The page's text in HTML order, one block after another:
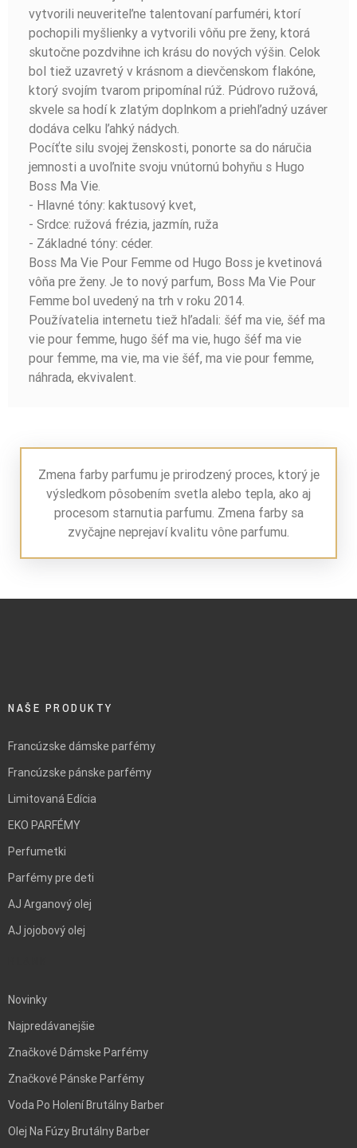
vytvorili neuveriteľne talentovaní parfuméri, ktorí
pochopili myšlienky a vytvorili vôňu pre ženy, ktorá
skutočne pozdvihne ich krásu do nových výšin. Celok
bol tiež uzavretý v krásnom a dievčenskom flakóne,
ktorý svojím tvarom pripomínal rúž. Púdrovo ružová,
skvele sa hodí k zlatým doplnkom a priehľadný uzáver
dodáva celku ľahký nádych.
Pocíťte silu svojej ženskosti, ponorte sa do náručia
jemnosti a uvoľnite svoju vnútornú bohyňu s Hugo
Boss Ma Vie.
- Hlavné tóny: kaktusový kvet,
- Srdce: ružová frézia, jazmín, ruža
- Základné tóny: céder.
Boss Ma Vie Pour Femme od Hugo Boss je kvetinová
vôňa pre ženy. Je to nový parfum, Boss Ma Vie Pour
Femme bol uvedený na trh v roku 2014.
Používatelia internetu tiež hľadali: šéf ma vie, šéf ma
vie pour femme, hugo šéf ma vie, hugo šéf ma vie
pour femme, ma vie, ma vie šéf, ma vie pour femme,
náhrada, ekvivalent.
Zmena farby parfumu je prirodzený proces, ktorý je
výsledkom pôsobením svetla alebo tepla, ako aj
procesom starnutia parfumu. Zmena farby sa
zvyčajne neprejaví kvalitu vône parfumu.
NAŠE PRODUKTY
Francúzske dámske parfémy
Francúzske pánske parfémy
Limitovaná Edícia
EKO PARFÉMY
Perfumetki
Parfémy pre deti
AJ Arganový olej
AJ jojobový olej
Novinky
Najpredávanejšie
Značkové Dámske Parfémy
Značkové Pánske Parfémy
Voda Po Holení Brutálny Barber
Olej Na Fúzy Brutálny Barber